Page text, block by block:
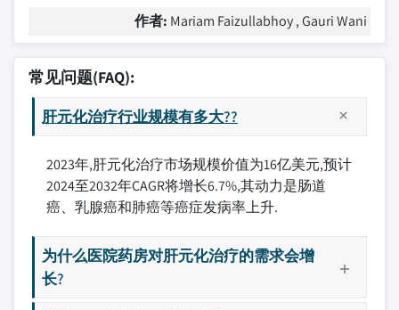
作者: Mariam Faizullabhoy , Gauri Wani
常见问题(FAQ):
肝元化治疗行业规模有多大??
2023年,肝元化治疗市场规模价值为16亿美元,预计
2024至2032年CAGR将增长6.7%,其动力是肠道
癌、乳腺癌和肺癌等癌症发病率上升.
为什么医院药房对肝元化治疗的需求会增
长?